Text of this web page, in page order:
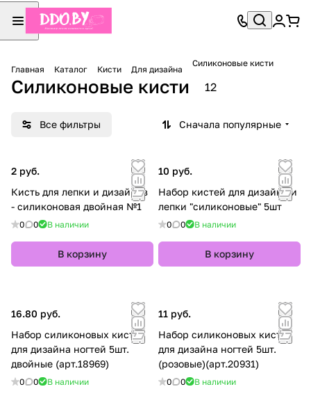
Главная Каталог Кисти Для дизайна
Силиконовые кисти
Силиконовые кисти 12
Все фильтры Сначала популярные
2 руб.
Кисть для лепки и дизайнов
- силиконовая двойная №1
0 0 В наличии
В корзину
10 руб.
Набор кистей для дизайна и
лепки "силиконовые" 5шт
0 0 В наличии
В корзину
16.80 руб.
Набор силиконовых кистей
для дизайна ногтей 5шт.
двойные (арт.18969)
0 0 В наличии
11 руб.
Набор силиконовых кистей
для дизайна ногтей 5шт.
(розовые)(арт.20931)
0 0 В наличии